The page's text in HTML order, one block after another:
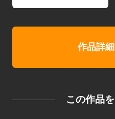
作品詳
この作品